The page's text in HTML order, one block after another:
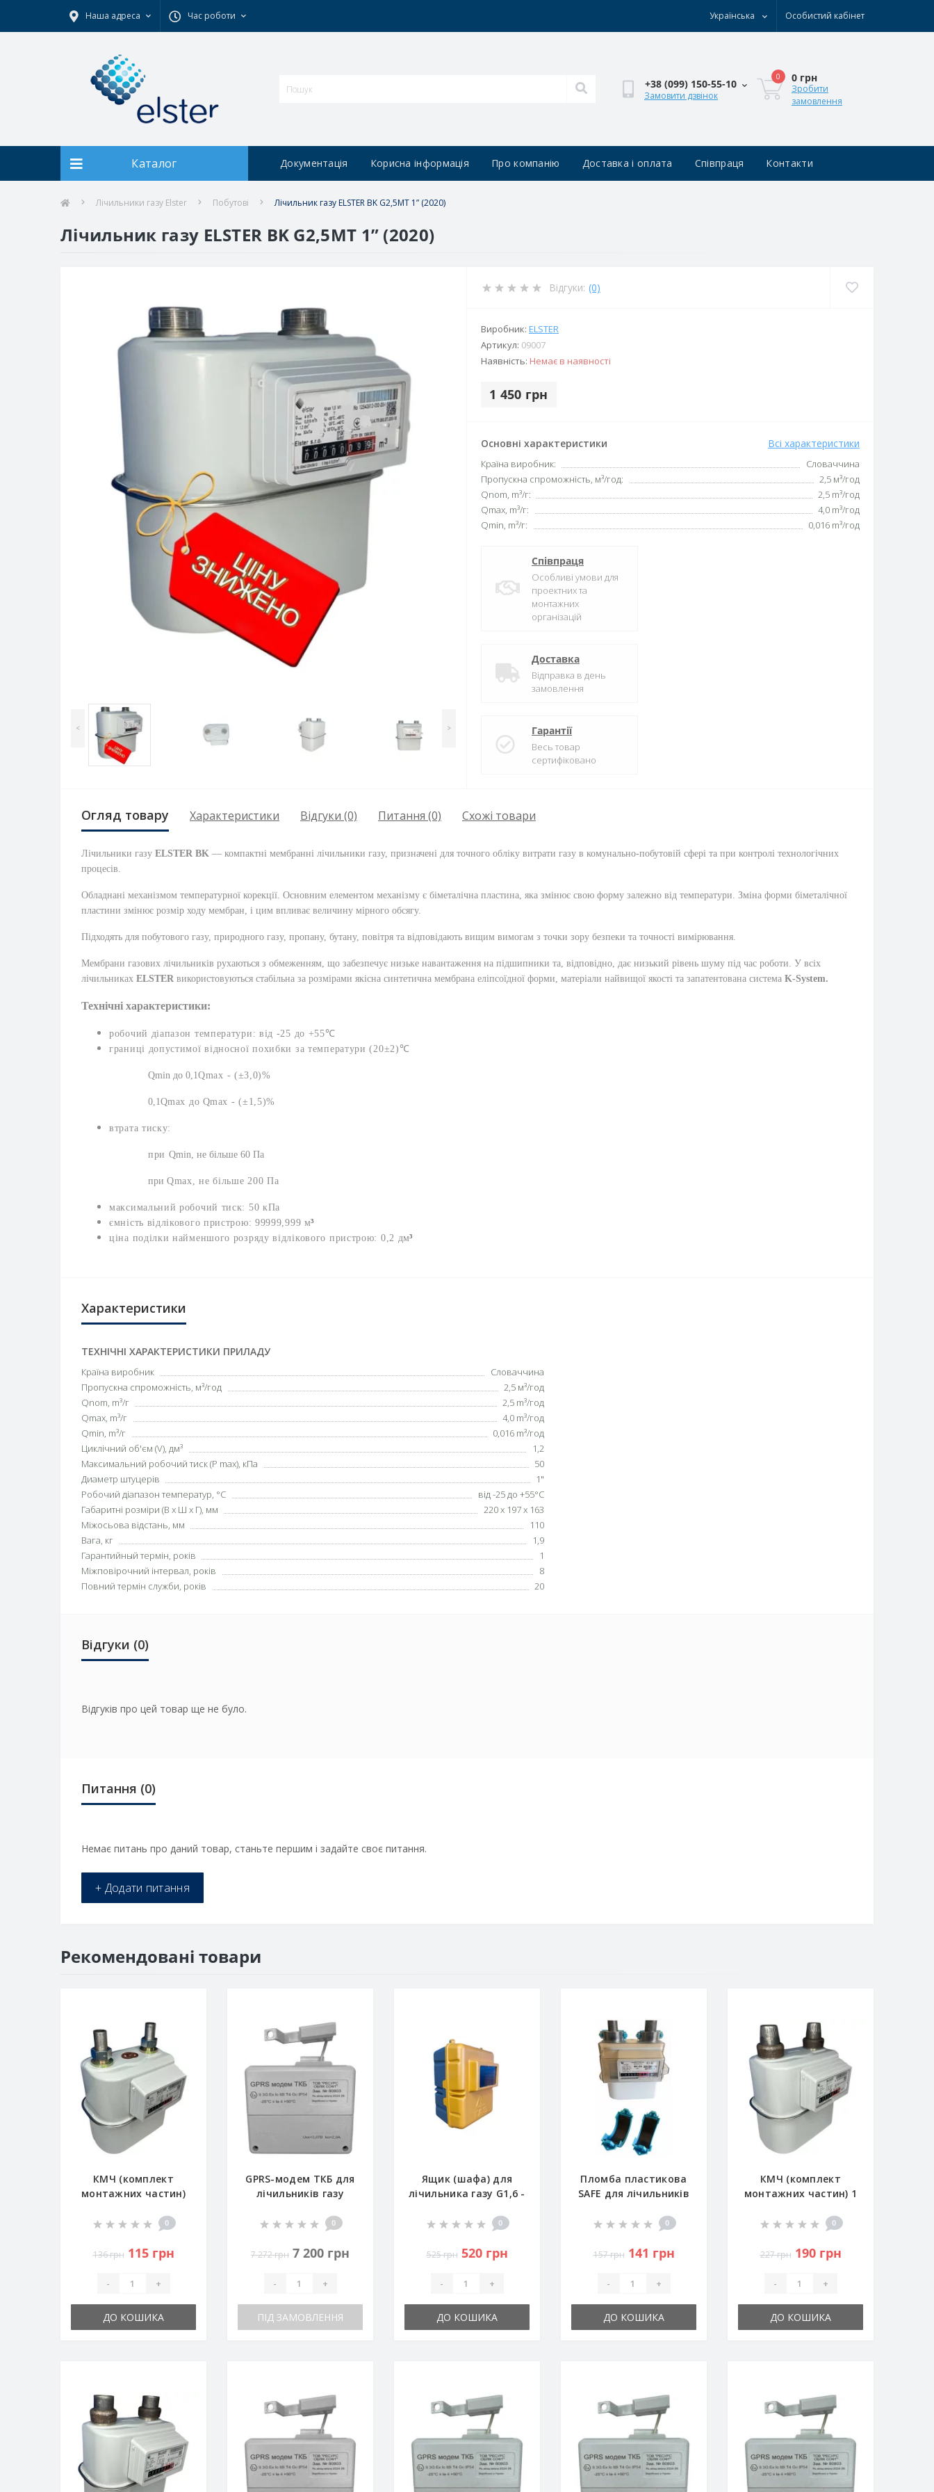
Наша адреса Час роботи Українська Особистий кабінет
+38 (0‎99) 150-55-10
Замовити дзвінок
0 0 грн
Зробити
замовлення
Каталог Документація Корисна інформація Про компанію Доставка і оплата Співпраця Контакти
Лічильники газу Elster Побутові Лічильник газу ELSTER BK G2,5MT 1” (2020)
Лічильник газу ELSTER BK G2,5MT 1” (2020)
< >
Відгуки: (0)
Виробник: ELSTER
Артикул: 09007
Наявність: Немає в наявності
1 450 грн
Основні характеристики Всі характеристики
Країна виробник:
Словаччина
Пропускна спроможність, м³/год:
2,5 м³/год
Qnom, m³/г:
2,5 m³/год
Qmax, m³/г:
4,0 m³/год
Qmin, m³/г:
0,016 m³/год
Співпраця
Особливі умови для
проектних та
монтажних
організацій
Доставка
Відправка в день
замовлення
Гарантії
Весь товар
сертифіковано
Огляд товару Характеристики Відгуки (0) Питання (0) Схожі товари
Лічильники газу ELSTER BK — компактні мембранні лічильники газу, призначені для точного обліку витрати газу в комунально-побутовій сфері та при контролі технологічних
процесів.
Обладнані механізмом температурної корекції. Основним елементом механізму є біметалічна пластина, яка змінює свою форму залежно від температури. Зміна форми біметалічної
пластини змінює розмір ходу мембран, і цим впливає величину мірного обсягу.
Підходять для побутового газу, природного газу, пропану, бутану, повітря та відповідають вищим вимогам з точки зору безпеки та точності вимірювання.
Мембрани газових лічильників рухаються з обмеженням, що забезпечує низьке навантаження на підшипники та, відповідно, дає низький рівень шуму під час роботи. У всіх
лічильниках ELSTER використовуються стабільна за розмірами якісна синтетична мембрана еліпсоїдної форми, матеріали найвищої якості та запатентована система K-System.
Технічні характеристики:
робочий діапазон температури: від -25 до +55℃
границі допустимої відносної похибки за температури (20±2)℃
Qmin до 0,1Qmax - (±3,0)%
0,1Qmax до Qmax - (±1,5)%
втрата тиску:
при Qmin, не більше 60 Па
при Qmax, не більше 200 Па
максимальний робочий тиск: 50 кПа
ємність відлікового пристрою: 99999,999 м³
ціна поділки найменшого розряду відлікового пристрою: 0,2 дм³
Характеристики
ТЕХНІЧНІ ХАРАКТЕРИСТИКИ ПРИЛАДУ
Країна виробник
Словаччина
Пропускна спроможність, м³/год
2,5 м³/год
Qnom, m³/г
2,5 m³/год
Qmax, m³/г
4,0 m³/год
Qmin, m³/г
0,016 m³/год
Циклічний об'єм (V), дм³
1,2
Максимальний робочий тиск (P max), кПа
50
Диаметр штуцерів
1"
Робочий діапазон температур, °С
від -25 до +55°С
Габаритні розміри (В х Ш х Г), мм
220 х 197 х 163
Міжосьова відстань, мм
110
Вага, кг
1,9
Гарантийный термін, років
1
Міжповірочний інтервал, років
8
Повний термін служби, років
20
Відгуки (0)
Відгуків про цей товар ще не було.
Питання (0)
Немає питань про даний товар, станьте першим і задайте своє питання.
+ Додати питання
Рекомендовані товари
КМЧ (комплект
монтажних частин)
0
136 грн 115 грн
- +
ДО КОШИКА
GPRS-модем ТКБ для
лічильників газу
0
7 272 грн 7 200 грн
- +
ПІД ЗАМОВЛЕННЯ
Ящик (шафа) для
лічильника газу G1,6 -
0
525 грн 520 грн
- +
ДО КОШИКА
Пломба пластикова
SAFE для лічильників
0
157 грн 141 грн
- +
ДО КОШИКА
КМЧ (комплект
монтажних частин) 1
0
227 грн 190 грн
- +
ДО КОШИКА